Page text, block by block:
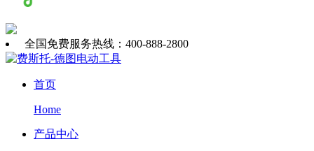
全国免费服务热线：400-888-2800
首页
Home
产品中心